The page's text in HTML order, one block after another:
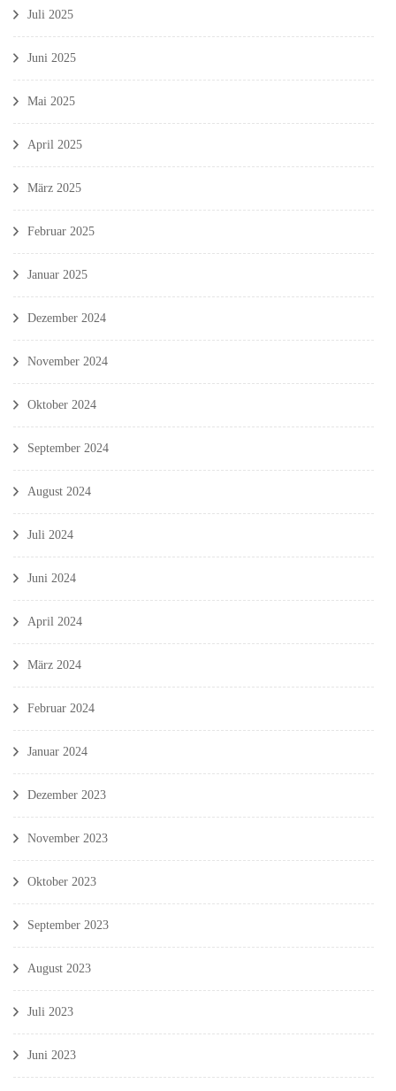
Juli 2025
Juni 2025
Mai 2025
April 2025
März 2025
Februar 2025
Januar 2025
Dezember 2024
November 2024
Oktober 2024
September 2024
August 2024
Juli 2024
Juni 2024
April 2024
März 2024
Februar 2024
Januar 2024
Dezember 2023
November 2023
Oktober 2023
September 2023
August 2023
Juli 2023
Juni 2023